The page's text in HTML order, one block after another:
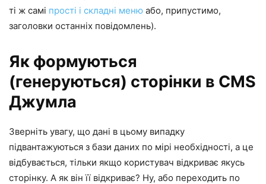
ті ж самі прості і складні меню або, припустимо,
заголовки останніх повідомлень).
Як формуються
(генеруються) сторінки в CMS
Джумла
Зверніть увагу, що дані в цьому випадку
підвантажуються з бази даних по мірі необхідності, а це
відбувається, тільки якщо користувач відкриває якусь
сторінку. А як він її відкриває? Ну, або переходить по